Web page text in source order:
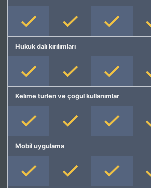
Hukuk dalı kırılımları
Kelime türleri ve çoğul kullanımlar
Mobil uygulama